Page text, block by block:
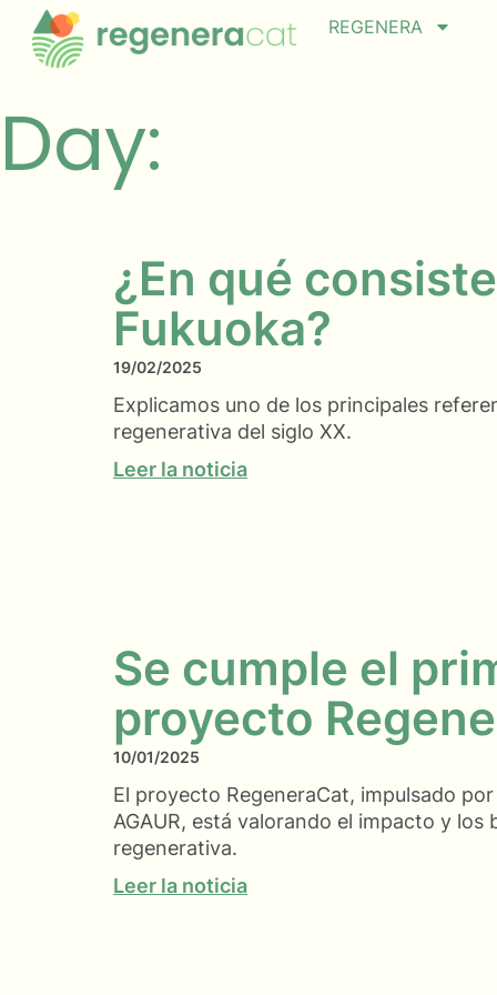
REGENERA
Day:
¿En qué
Fukuoka?
19/02/2025
Explicamos uno de los principales
regenerativa del siglo XX.
Leer la noticia
Se cumple el
proyecto
10/01/2025
El proyecto RegeneraCat, impulsado
AGAUR, está valorando el impacto y los
regenerativa.
Leer la noticia